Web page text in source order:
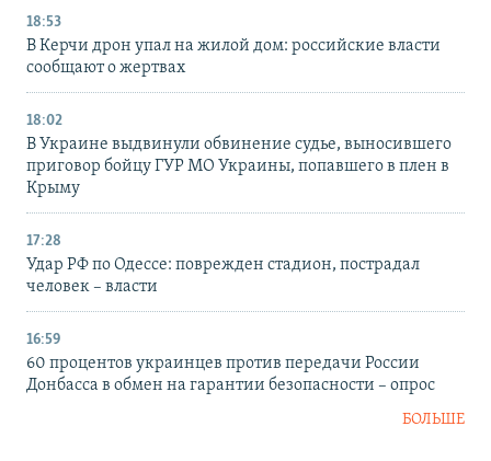
18:53
В Керчи дрон упал на жилой дом: российские власти
сообщают о жертвах
18:02
В Украине выдвинули обвинение судье, выносившего
приговор бойцу ГУР МО Украины, попавшего в плен в
Крыму
17:28
Удар РФ по Одессе: поврежден стадион, пострадал
человек – власти
16:59
60 процентов украинцев против передачи России
Донбасса в обмен на гарантии безопасности – опрос
БОЛЬШЕ